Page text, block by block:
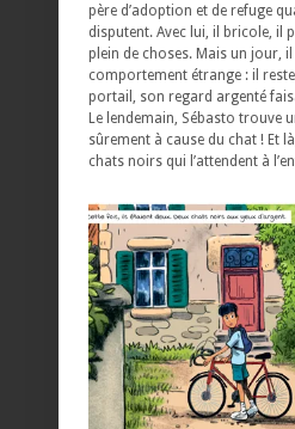
père d’adoption et de refuge
disputent. Avec lui, il bricole, il
plein de choses. Mais un jour,
comportement étrange : il
portail, son regard argenté
Le lendemain, Sébasto trouve
sûrement à cause du chat ! Et
chats noirs qui l’attendent à